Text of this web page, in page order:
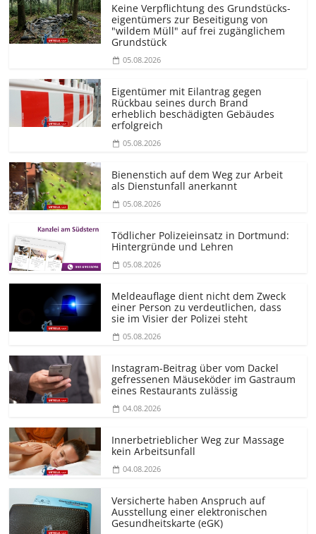
Keine Verpflichtung des Grundstücks­
eigentümers zur Beseitigung von
"wildem Müll" auf frei zugänglichem
Grundstück
05.08.2026
Eigentümer mit Eilantrag gegen
Rückbau seines durch Brand
erheblich beschädigten Gebäudes
erfolgreich
05.08.2026
Bienenstich auf dem Weg zur Arbeit
als Dienstunfall anerkannt
05.08.2026
Tödlicher Polizeieinsatz in Dortmund:
Hintergründe und Lehren
05.08.2026
Meldeauflage dient nicht dem Zweck
einer Person zu verdeutlichen, dass
sie im Visier der Polizei steht
05.08.2026
Instagram-Beitrag über vom Dackel
gefressenen Mäuseköder im Gastraum
eines Restaurants zulässig
04.08.2026
Innerbetrieblicher Weg zur Massage
kein Arbeitsunfall
04.08.2026
Versicherte haben Anspruch auf
Ausstellung einer elektronischen
Gesundheitskarte (eGK)